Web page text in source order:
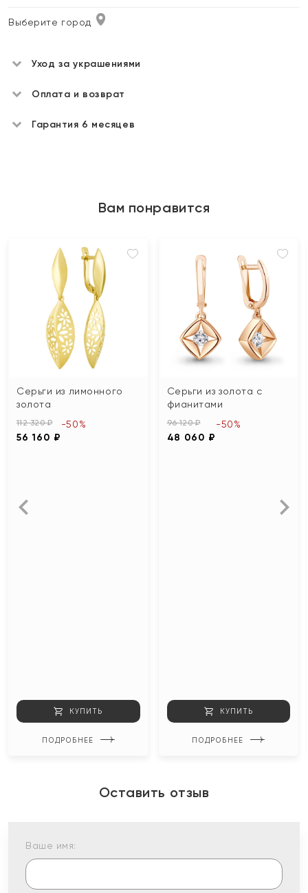
Выберите город
Уход за украшениями
Оплата и возврат
Гарантия 6 месяцев
Вам понравится
Серьги из лимонного
золота
112 320 ₽
56 160 ₽
-50%
КУПИТЬ
ПОДРОБНЕЕ
Серьги из золота с
фианитами
96 120 ₽
48 060 ₽
-50%
КУПИТЬ
ПОДРОБНЕЕ
Оставить отзыв
Ваше имя: